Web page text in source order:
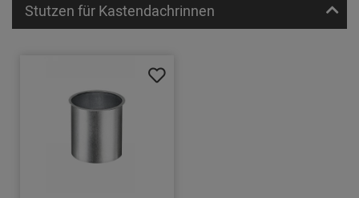
Stutzen für Kastendachrinnen